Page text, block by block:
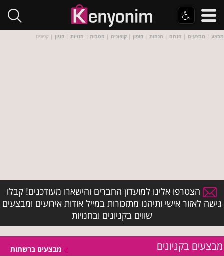
מבצע | מבצעים | הנחה | הנחות | קופון | קופונים | הטבות :: חנויות | קניון | קניונים
הצטרפו אלינו למועדון החברים והישארו מעודכנים! קבלו
גישה לאזור אישי ותיהנו מתזכורות במייל אודות אירועים ומבצעים
שווים בקניונים ובחנויות
מבצעים בקניונים מבצעים ברשתות